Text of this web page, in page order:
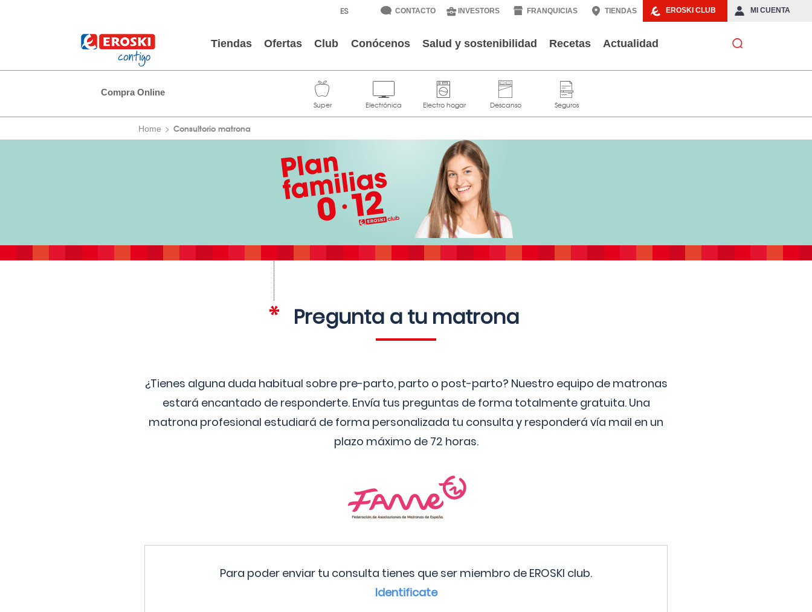
EROSKI CLUB MI CUENTA
CONTACTO INVESTORS FRANQUICIAS TIENDAS
Tiendas Ofertas Club Conócenos Salud y sostenibilidad Recetas Actualidad
Compra Online
Home Consultorio matrona
Pregunta a tu matrona
¿Tienes alguna duda habitual sobre pre-parto, parto o post-parto? Nuestro equipo de matronas
estará encantado de responderte. Envía tus preguntas de forma totalmente gratuita. Una
matrona profesional estudiará de forma personalizada tu consulta y responderá vía mail en un
plazo máximo de 72 horas.
Para poder enviar tu consulta tienes que ser miembro de EROSKI club.
Identificate